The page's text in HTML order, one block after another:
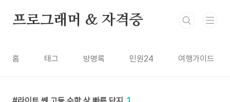
프로그래머 & 자격증
홈 태그 방명록 민원24 여행가이드